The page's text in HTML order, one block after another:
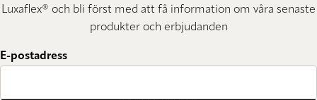
Luxaflex® och bli först med att få information om våra senaste
produkter och erbjudanden
E-postadress